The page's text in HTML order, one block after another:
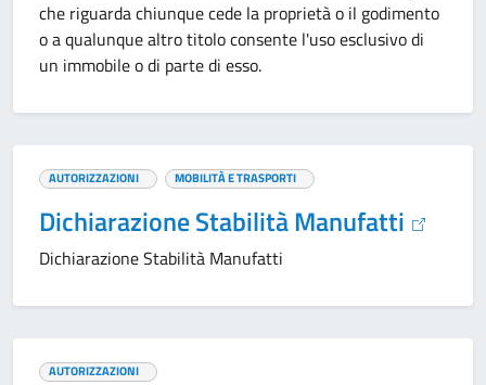
che riguarda chiunque cede la proprietà o il godimento
o a qualunque altro titolo consente l'uso esclusivo di
un immobile o di parte di esso.
AUTORIZZAZIONI MOBILITÀ E TRASPORTI
Dichiarazione Stabilità Manufatti
Dichiarazione Stabilità Manufatti
AUTORIZZAZIONI